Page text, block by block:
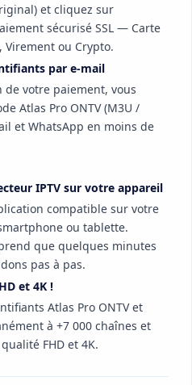
et cliquez sur
sécurisé SSL — Carte
Virement ou Crypto.
par e-mail
de votre paiement, vous
Atlas Pro ONTV (M3U /
et WhatsApp en moins de
IPTV sur votre appareil
compatible sur votre
ou tablette.
que quelques minutes
pas à pas.
et 4K !
Atlas Pro ONTV et
à +7 000 chaînes et
FHD et 4K.